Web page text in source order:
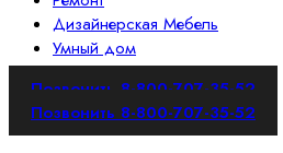
Дизайнерская Мебель
Умный дом
Позвонить 8-800-707-35-52
Позвонить 8-800-707-35-52